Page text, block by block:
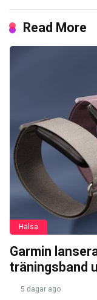
Read More
Hälsa
Garmin
träningsband
5 dagar ago